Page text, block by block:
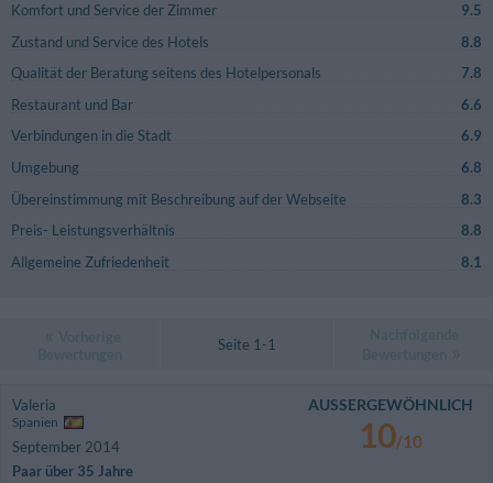
Komfort und Service der Zimmer
9.5
Zustand und Service des Hotels
8.8
Qualität der Beratung seitens des Hotelpersonals
7.8
Restaurant und Bar
6.6
Verbindungen in die Stadt
6.9
Umgebung
6.8
Übereinstimmung mit Beschreibung auf der Webseite
8.3
Preis- Leistungsverhältnis
8.8
Allgemeine Zufriedenheit
8.1
Seite 1-1
Valeria
Spanien
September 2014
Paar über 35 Jahre
AUSSERGEWÖHNLICH
10/10